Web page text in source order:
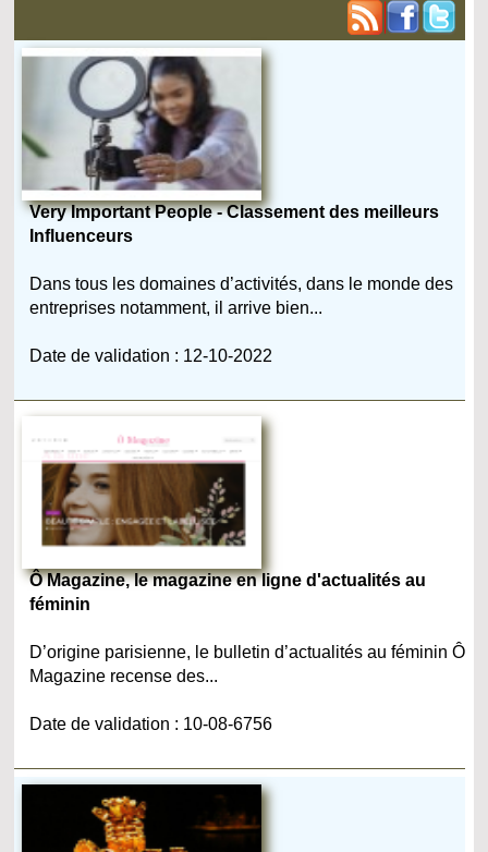
Very Important People - Classement des meilleurs
Influenceurs
Dans tous les domaines d’activités, dans le monde des
entreprises notamment, il arrive bien...
Date de validation : 12-10-2022
Ô Magazine, le magazine en ligne d'actualités au
féminin
D’origine parisienne, le bulletin d’actualités au féminin Ô
Magazine recense des...
Date de validation : 10-08-6756